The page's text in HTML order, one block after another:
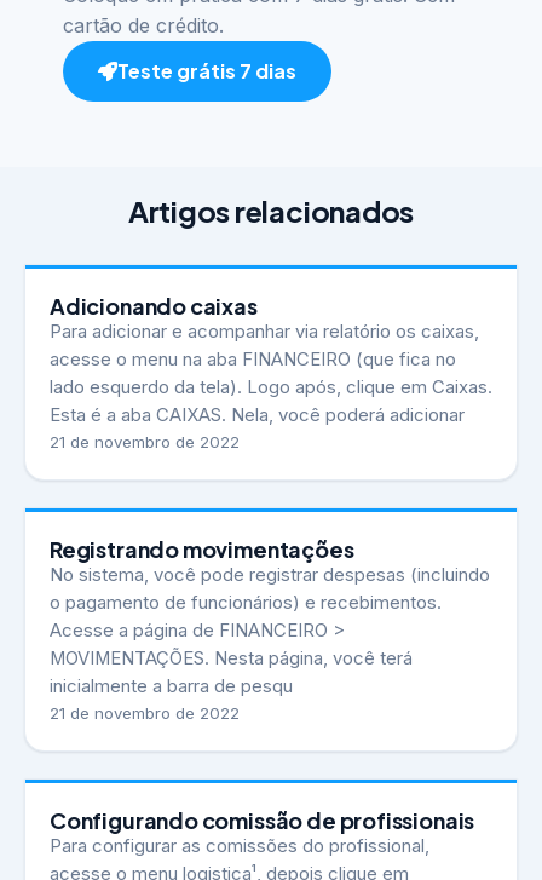
cartão de crédito.
Teste grátis 7 dias
Artigos relacionados
Adicionando caixas
Para adicionar e acompanhar via relatório os caixas,
acesse o menu na aba FINANCEIRO (que fica no
lado esquerdo da tela). Logo após, clique em Caixas.
Esta é a aba CAIXAS. Nela, você poderá adicionar
21 de novembro de 2022
Registrando movimentações
No sistema, você pode registrar despesas (incluindo
o pagamento de funcionários) e recebimentos.
Acesse a página de FINANCEIRO >
MOVIMENTAÇÕES. Nesta página, você terá
inicialmente a barra de pesqu
21 de novembro de 2022
Configurando comissão de profissionais
Para configurar as comissões do profissional,
acesse o menu logistica¹, depois clique em